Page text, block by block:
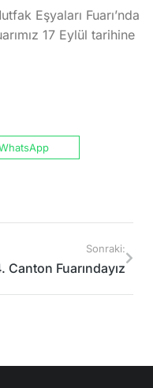
Eşyaları Fuarı’nda
17 Eylül tarihine
Sonraki:
Canton Fuarındayız